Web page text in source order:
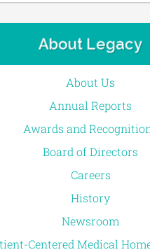
About Legacy
About Us
Annual Reports
Awards and
Board of Directors
Careers
History
Newsroom
Centered Medical